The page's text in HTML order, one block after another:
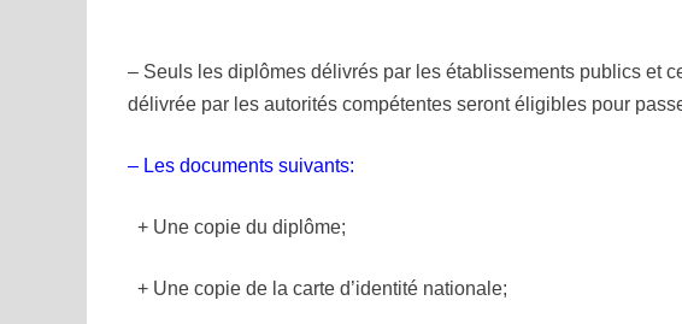
– Seuls les diplômes délivrés par les établissements publics et
délivrée par les autoritéscompétentes seront éligibles pour
– Les documents suivants:
+ Une copie du diplôme;
+ Une copie de la carte d’identité nationale;